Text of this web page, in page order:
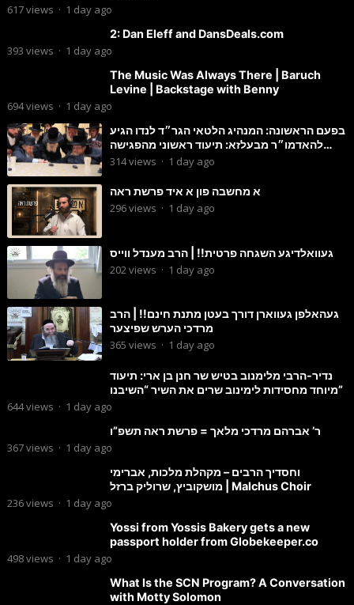
617views · 1 day ago
2: Dan Eleff and DansDeals.com
393 views · 1 day ago
The Music Was Always There | Baruch
Levine | Backstage with Benny
694views · 1 day ago
בפעם הראשונה: המנהיג הלטאי הגר״ד לנדו הגיע
להאדמו״ר מבעלזא: תיעוד ראשוני מהפגישה
הנדירה
314views · 1 day ago
א מחשבה פון א איד פרשת ראה
296views · 1 day ago
געוואלדיגע השגחה פרטית!! | הרב מענדל ווייס
202views · 1 day ago
געהאלפן געווארן דורך בעטן מתנת חינם!! | הרב
מרדכי הערש שפיצער
365 views · 1 day ago
נדיר-הרבי מלימנוב בטיש שר חנן בן ארי: תיעוד
מיוחד מחסידות לימינוב שרים את השיר “השיבנו”
644views · 1 day ago
ר’ אברהם מרדכי מלאך = פרשת ראה תשפ”ו
367views · 1 day ago
וחסדיך הרבים – מקהלת מלכות, אברימי
מושקוביץ, שרוליק ברזל | Malchus Choir
236views · 1 day ago
Yossi from Yossis Bakery gets a new
passport holder from Globekeeper.co
498views · 1 day ago
What Is the SCN Program? A Conversation
with Motty Solomon